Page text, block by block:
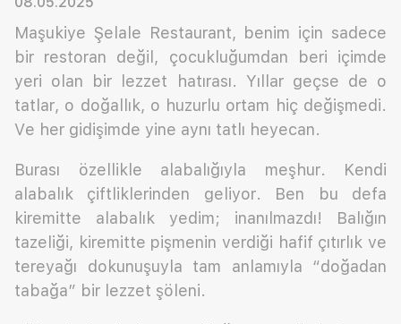
Maşukiye Şelale Restaurant, benim için sadece
bir restoran değil, çocukluğumdan beri içimde
yeri olan bir lezzet hatırası. Yıllar geçse de o
tatlar, o doğallık, o huzurlu ortam hiç değişmedi.
Ve her gidişimde yine aynı tatlı heyecan.
Burası özellikle alabalığıyla meşhur. Kendi
alabalık çiftliklerinden geliyor. Ben bu defa
kiremitte alabalık yedim; inanılmazdı! Balığın
tazeliği, kiremitte pişmenin verdiği hafif çıtırlık ve
tereyağı dokunuşuyla tam anlamıyla “doğadan
tabağa” bir lezzet şöleni.